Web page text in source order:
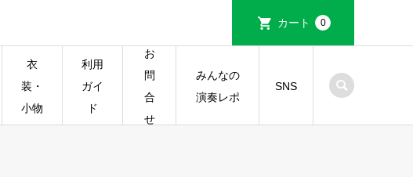
カート 0
衣
装・
小物
利用
ガイ
ド
お
問
合
せ
みんなの
演奏レポ
SNS